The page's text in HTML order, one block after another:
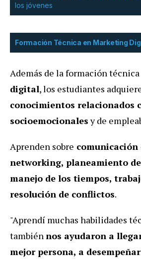
los jóvenes
Formación Técnica en Marketing
Además de la formación
digital, los estudiantes
conocimientos relacionados
socioemocionalesy de
Aprenden sobre comunicación
networking, planeamiento
manejo de los tiempos,
resolución de conflictos.
"Aprendí muchas habilidades
tambiénnos ayudaron a
mejor persona, a